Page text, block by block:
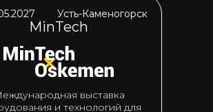
Усть-Каменогорск
MinTech
выставка
и технологий для